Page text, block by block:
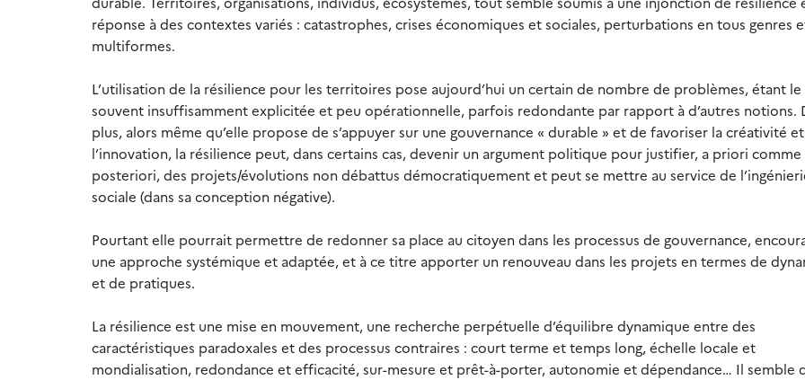
réponse à des contextes variés : catastrophes, crises économiques et sociales, perturbations en tous genres
multiformes.
L’utilisation de la résilience pour les territoires pose aujourd’hui un certain de nombre de problèmes, étant le
souvent insuffisamment explicitée et peu opérationnelle, parfois redondante par rapport à d’autres notions.
plus, alors même qu’elle propose de s’appuyer sur une gouvernance « durable » et de favoriser la créativité et
l’innovation, la résilience peut, dans certains cas, devenir un argument politique pour justifier, a priori comme
posteriori, des projets/évolutions non débattus démocratiquement et peut se mettre au service de
sociale (dans sa conception négative).
Pourtant elle pourrait permettre de redonner sa place au citoyen dans les processus de gouvernance,
une approche systémique et adaptée, et à ce titre apporter un renouveau dans les projets en termes de
et de pratiques.
La résilience est une mise en mouvement, une recherche perpétuelle d’équilibre dynamique entre des
caractéristiques paradoxales et des processus contraires : court terme et temps long, échelle locale et
mondialisation, redondance et efficacité, sur-mesure et prêt-à-porter, autonomie et dépendance… Il semble